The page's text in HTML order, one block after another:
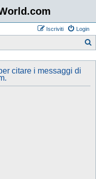
Login
Iscriviti
citare i messaggi di